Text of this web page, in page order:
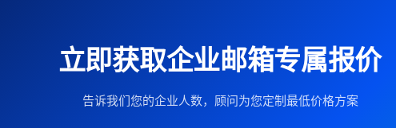
立即获取企业邮箱专属报价
告诉我们您的企业人数，顾问为您定制最低价格方案